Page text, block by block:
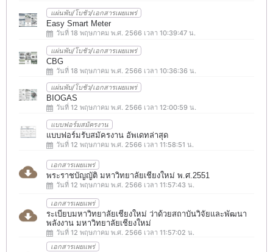
แผ่นพับ/โบชัว/เอกสารเผยแพร่
Easy Smart Meter
วันที่ 18 พฤษภาคม พ.ศ. 2566 เวลา 10:39:47 น.
แผ่นพับ/โบชัว/เอกสารเผยแพร่
CBG
วันที่ 18 พฤษภาคม พ.ศ. 2566 เวลา 10:36:36 น.
แผ่นพับ/โบชัว/เอกสารเผยแพร่
BIOGAS
วันที่ 12 พฤษภาคม พ.ศ. 2566 เวลา 12:00:59 น.
แบบฟอร์มสมัครงาน
แบบฟอร์มรับสมัครงาน อัพเดทล่าสุด
วันที่ 12 พฤษภาคม พ.ศ. 2566 เวลา 11:58:51 น.
เอกสารเผยแพร่
พระราชบัญญัติ มหาวิทยาลัยเชียงใหม่ พ.ศ.2551
วันที่ 12 พฤษภาคม พ.ศ. 2566 เวลา 11:57:43 น.
เอกสารเผยแพร่
ระเบียบมหาวิทยาลัยเชียงใหม่ ว่าด้วยสถาบันวิจัยและพัฒนา
พลังงาน มหาวิทยาลัยเชียงใหม่
วันที่ 12 พฤษภาคม พ.ศ. 2566 เวลา 11:57:02 น.
เอกสารเผยแพร่